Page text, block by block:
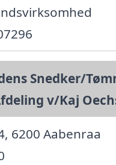
Snedker/
v/Kaj
6200 Aabenraa